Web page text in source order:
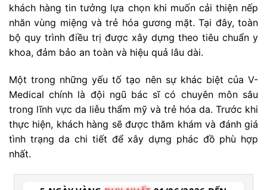
khách hàng tin tưởng lựa chọn khi muốn cải thiện nếp
nhăn vùng miệng và trẻ hóa gương mặt. Tại đây, toàn
bộ quy trình điều trị được xây dựng theo tiêu chuẩn y
khoa, đảm bảo an toàn và hiệu quả lâu dài.
Một trong những yếu tố tạo nên sự khác biệt của V-
Medical chính là đội ngũ bác sĩ có chuyên môn sâu
trong lĩnh vực da liễu thẩm mỹ và trẻ hóa da. Trước khi
thực hiện, khách hàng sẽ được thăm khám và đánh giá
tình trạng da chi tiết để xây dựng phác đồ phù hợp
nhất.